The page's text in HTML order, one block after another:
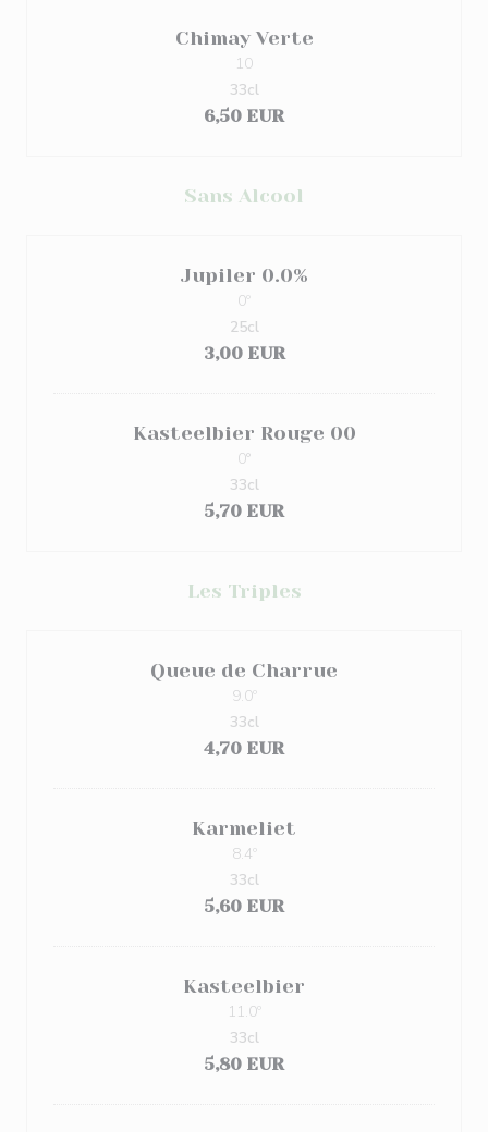
Chimay Verte
10
6,50 EUR
33cl
Sans Alcool
Jupiler 0.0%
0º
3,00 EUR
25cl
Kasteelbier Rouge 00
0°
5,70 EUR
33cl
Les Triples
Queue de Charrue
9.0º
4,70 EUR
33cl
Karmeliet
8.4º
5,60 EUR
33cl
Kasteelbier
11.0º
5,80 EUR
33cl